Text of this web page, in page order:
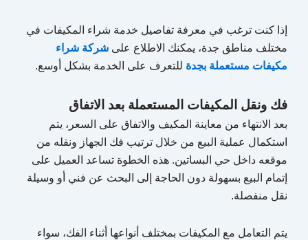
إذا كنت ترغب في معرفة تفاصيل خدمة شراء المكيفات في
مختلف مناطق جدة، يمكنك الاطلاع على شركة شراء
مكيفات مستعملة بجدة للتعرف على الخدمة بشكل أوسع.
فك ونقل المكيفات المستعملة بعد الاتفاق
بعد الانتهاء من معاينة المكيف والاتفاق على السعر، يتم
استكمال عملية البيع من خلال ترتيب فك الجهاز ونقله من
موقعه داخل حي البساتين. هذه الخطوة تساعد العميل على
إتمام البيع بسهولة دون الحاجة إلى البحث عن فني أو وسيلة
نقل منفصلة.
يتم التعامل مع المكيفات بمختلف أنواعها أثناء الفك، سواء